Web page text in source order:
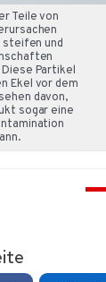
Teile von
steifen und
Partikel
Ekel vor dem
davon,
sogar eine